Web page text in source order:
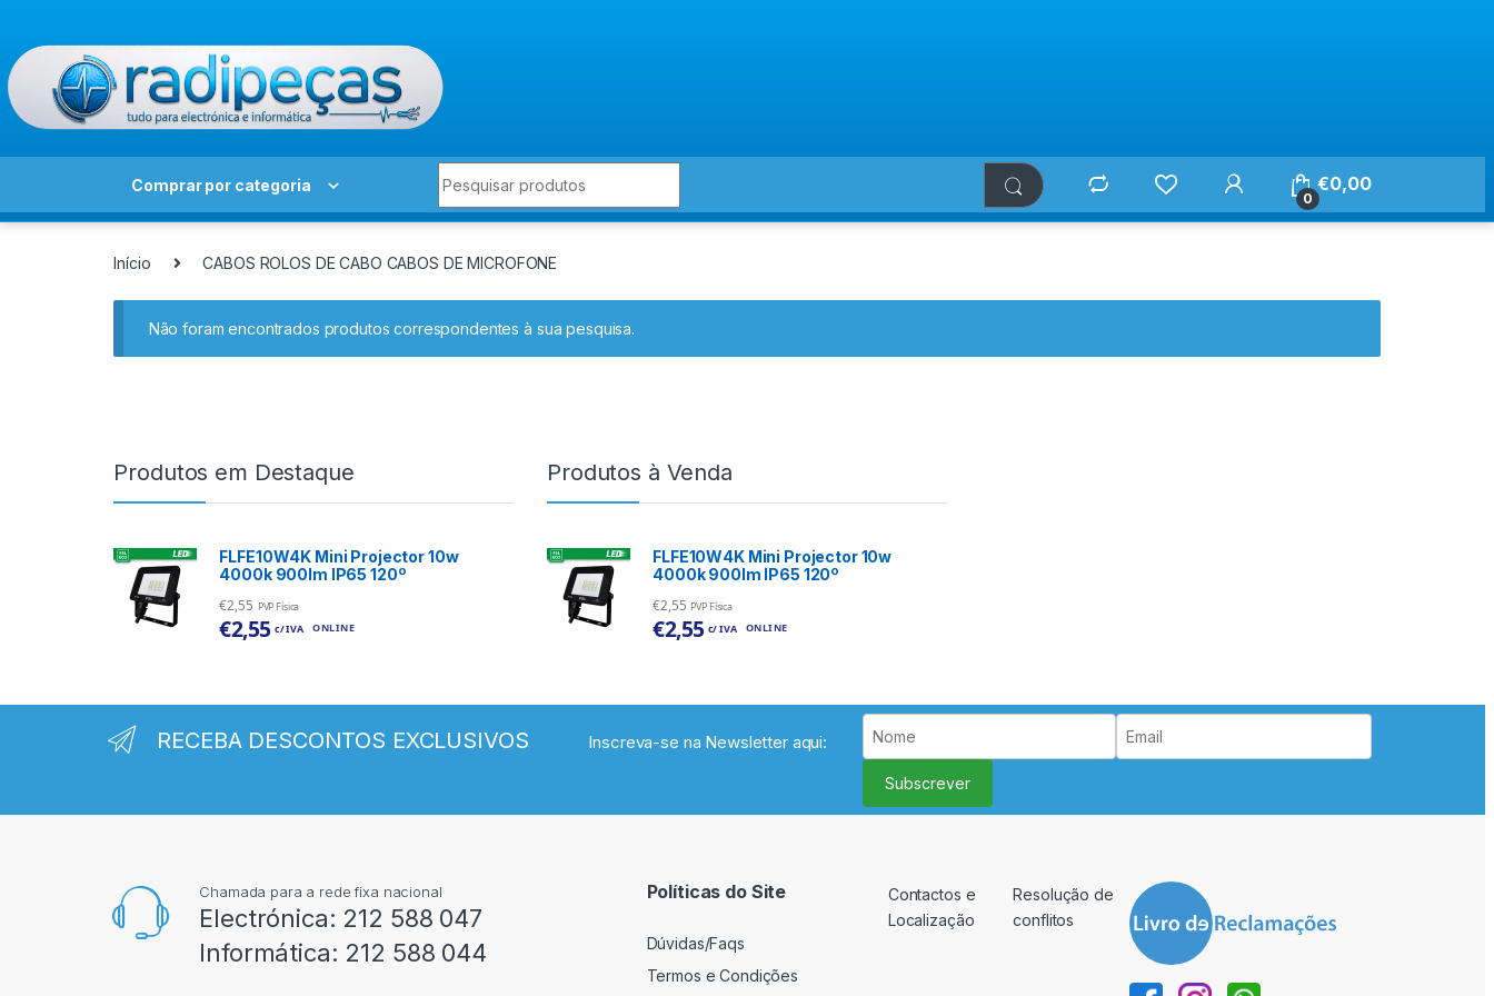
Comprar por categoria
0
€0,00
Início CABOS ROLOS DE CABO CABOS DE MICROFONE
Não foram encontrados produtos correspondentes à sua pesquisa.
Produtos em Destaque
FLFE10W4K Mini Projector 10w
4000k 900lm IP65 120º
€2,55 PVP Física
€2,55 c/ IVA ONLINE
Produtos à Venda
FLFE10W4K Mini Projector 10w
4000k 900lm IP65 120º
€2,55 PVP Física
€2,55 c/ IVA ONLINE
RECEBA DESCONTOS EXCLUSIVOS Inscreva-se na Newsletter aqui:
Subscrever
Chamada para a rede fixa nacional
Electrónica: 212 588 047
Informática: 212 588 044
Políticas do Site
Dúvidas/Faqs
Termos e Condições
Contactos e
Localização
Resolução de
conflitos